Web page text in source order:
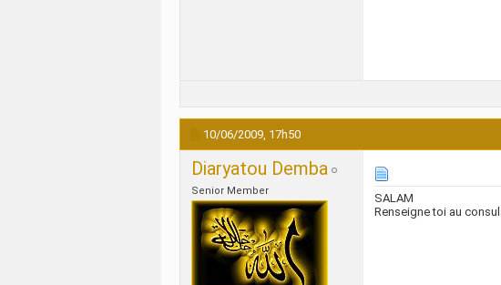
10/06/2009, 17h50
Diaryatou Demba
Senior Member
SALAM
Renseigne toi au